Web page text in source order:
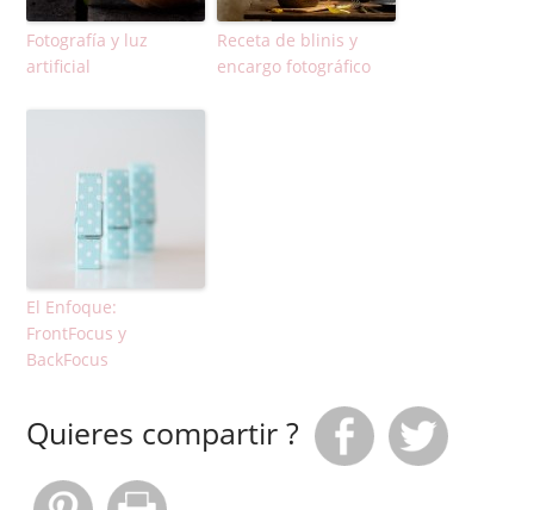
Fotografía y luz
artificial
Receta de blinis y
encargo fotográfico
El Enfoque:
FrontFocus y
BackFocus
Quieres compartir ?